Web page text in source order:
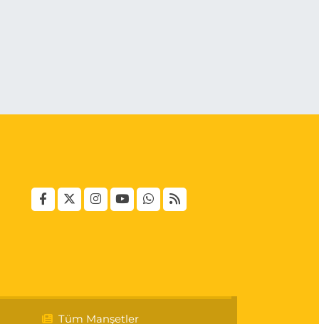
Tüm Manşetler